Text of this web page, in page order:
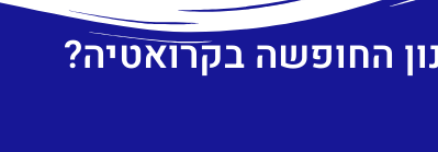
החופשה בקרואטיה?